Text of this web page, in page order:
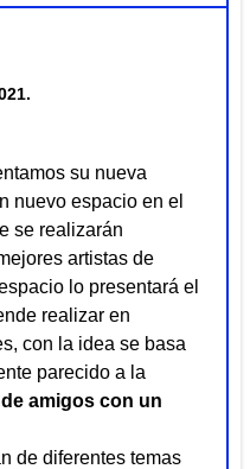
su nueva
nuevo espacio en el
se realizarán
artistas de
lo presentará el
realizar en
con la idea se basa
parecido a la
amigos con un
de diferentes temas